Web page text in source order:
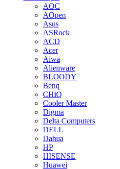
AOC
AOpen
Asus
ASRock
ACD
Acer
Aiwa
Alienware
BLOODY
Benq
CHiQ
Cooler Master
Digma
Delta Computers
DELL
Dahua
HP
HISENSE
Huawei